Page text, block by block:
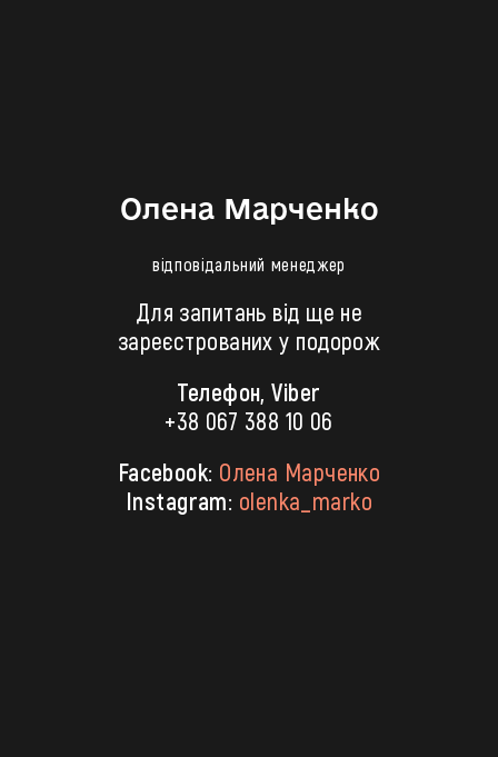
Олена Марченко
відповідальний менеджер
Для запитань від ще не
зареєстрованих у подорож
Телефон, Viber
+38 067 388 10 06
Facebook: Олена Марченко
Instagram: olenka_marko